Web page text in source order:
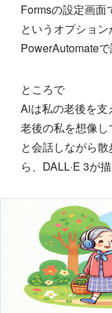
Formsの設定画面
というオプショ
PowerAutomate
ところで
Aiは私の老後を支
老後の私を想像
と会話しながら
ら、DALL·E 3が